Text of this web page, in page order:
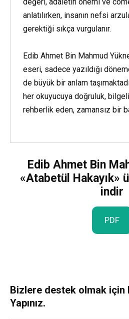
anlatılırken, insanın nefsi
gerektiği sıkça vurgulanır.
Edib Ahmet Bin Mahmud
eseri, sadece yazıldığı
de büyük bir anlam
her okuyucuya doğruluk,
rehberlik eden, zamansız bir
Edib Ahmet Bin
«Atabetül Hakayık»
indir
PDF
Bizlere destek olmak için
Yapınız.